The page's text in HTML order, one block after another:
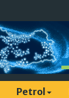
Petrol